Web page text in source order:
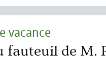
vacance
fauteuil de M.